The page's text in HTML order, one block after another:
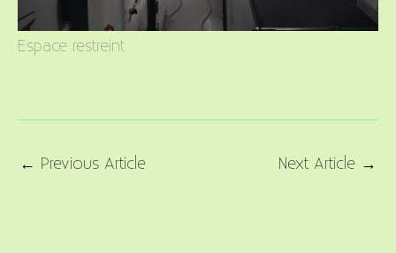
Espace restreint
← Previous Article Next Article →